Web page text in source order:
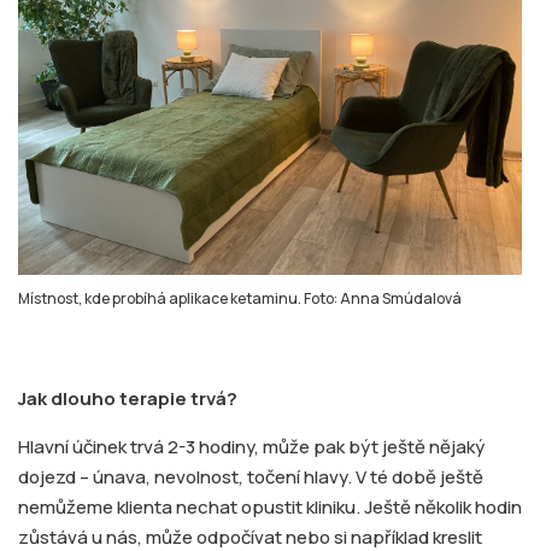
Místnost, kde probíhá aplikace ketaminu. Foto: Anna Smúdalová
Jak dlouho terapie trvá?
Hlavní účinek trvá 2-3 hodiny, může pak být ještě nějaký
dojezd – únava, nevolnost, točení hlavy. V té době ještě
nemůžeme klienta nechat opustit kliniku. Ještě několik hodin
zůstává u nás, může odpočívat nebo si například kreslit